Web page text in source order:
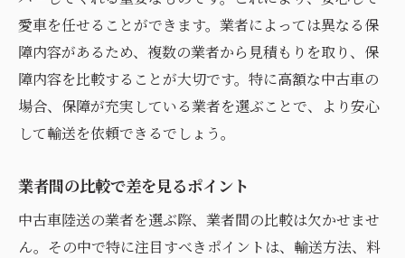
愛車を任せることができます。業者によっては異なる保
障内容があるため、複数の業者から見積もりを取り、保
障内容を比較することが大切です。特に高額な中古車の
場合、保障が充実している業者を選ぶことで、より安心
して輸送を依頼できるでしょう。
業者間の比較で差を見るポイント
中古車陸送の業者を選ぶ際、業者間の比較は欠かせませ
ん。その中で特に注目すべきポイントは、輸送方法、料